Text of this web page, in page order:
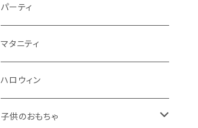
秋
冬
パーティ
マタニティ
ハロウィン
子供のおもちゃ